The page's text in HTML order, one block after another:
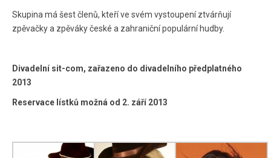
Skupina má šest členů, kteří ve svém vystoupení ztvárňují
zpěvačky a zpěváky české a zahraniční populární hudby.
Divadelní sit-com, zařazeno do divadelního předplatného
2013
Reservace lístků možná od 2. září 2013